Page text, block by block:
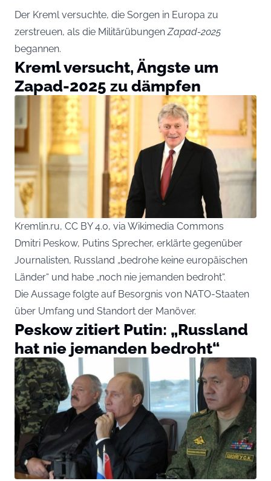
Der Kreml versuchte, die Sorgen in Europa zu
zerstreuen, als die Militärübungen Zapad-2025
begannen.
Kreml versucht, Ängste um
Zapad-2025 zu dämpfen
Kremlin.ru, CC BY 4.0, via Wikimedia Commons
Dmitri Peskow, Putins Sprecher, erklärte gegenüber
Journalisten, Russland „bedrohe keine europäischen
Länder“ und habe „noch nie jemanden bedroht“.
Die Aussage folgte auf Besorgnis von NATO-Staaten
über Umfang und Standort der Manöver.
Peskow zitiert Putin: „Russland
hat nie jemanden bedroht“